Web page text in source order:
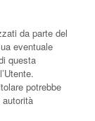
da parte del
eventuale
questa
potrebbe